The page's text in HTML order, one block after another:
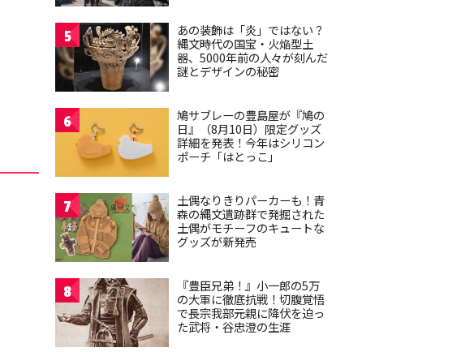
5
あの装飾は「炎」ではない？
縄文時代の国宝・火焔型土
器、5000年前の人々が刻んだ
謎とデザインの秘密
6
鳩サブレーの豊島屋が『鳩の
日』（8月10日）限定グッズ
詳細を発表！今年はシリコン
ポーチ「はとっこ」
7
土偶なりきりパーカーも！青
森の縄文遺跡群で発掘された
土偶がモチーフのキュートな
グッズが新発売
8
『豊臣兄弟！』小一郎の5万
の大軍に徹底抗戦！切腹覚悟
で長宗我部元親に降伏を迫っ
た武将・谷忠澄の生涯